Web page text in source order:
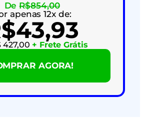
DeR$854,00
apenas 12x de:
427,00 + Frete Grátis
AGORA!